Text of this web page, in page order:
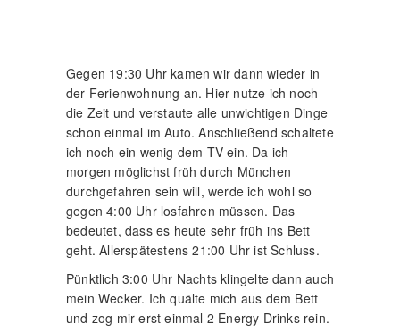
Gegen 19:30 Uhr kamen wir dann wieder in
der Ferienwohnung an. Hier nutze ich noch
die Zeit und verstaute alle unwichtigen Dinge
schon einmal im Auto. Anschließend schaltete
ich noch ein wenig dem TV ein. Da ich
morgen möglichst früh durch München
durchgefahren sein will, werde ich wohl so
gegen 4:00 Uhr losfahren müssen. Das
bedeutet, dass es heute sehr früh ins Bett
geht. Allerspätestens 21:00 Uhr ist Schluss.
Pünktlich 3:00 Uhr Nachts klingelte dann auch
mein Wecker. Ich quälte mich aus dem Bett
und zog mir erst einmal 2 Energy Drinks rein.